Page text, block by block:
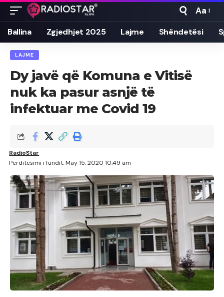
Font
Resizer
Aa
Ballina Zgjedhjet 2025 Lajme Shëndetësi
LAJME
Dy javë që Komuna e Vitisë
nuk ka pasur asnjë të
infektuar me Covid 19
Përditësimi i fundit: May 15, 2020 10:49 am
RadioStar